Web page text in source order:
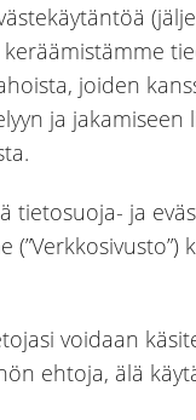
joiden
ja jakamiseen
tietosuoja- ja
voidaan
ehtoja, älä